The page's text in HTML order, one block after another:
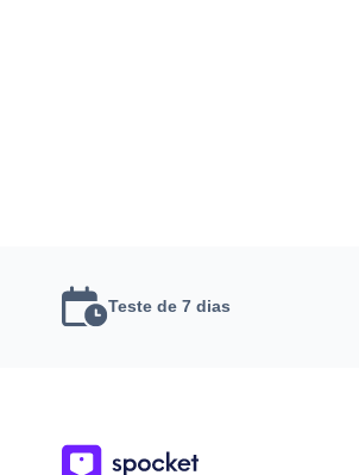
Teste de 7 dias